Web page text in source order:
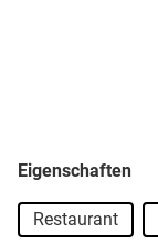
Eigenschaften
Restaurant